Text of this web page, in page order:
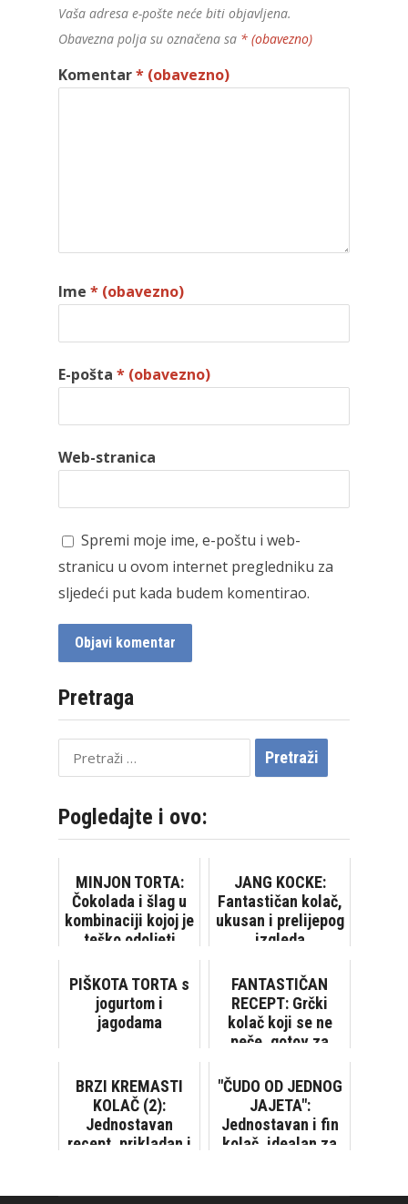
Vaša adresa e-pošte neće biti objavljena.
Obavezna polja su označena sa * (obavezno)
Komentar* (obavezno)
Ime * (obavezno)
E-pošta * (obavezno)
Web-stranica
Spremi moje ime, e-poštu i web-
stranicu u ovom internet pregledniku za
sljedeći put kada budem komentirao.
Pretraga
Pretraži:
Pogledajte i ovo:
MINJON TORTA:
Čokolada i šlag u
kombinaciji kojoj je
teško odoljeti
JANG KOCKE:
Fantastičan kolač,
ukusan i prelijepog
izgleda
PIŠKOTA TORTA s
jogurtom i
jagodama
FANTASTIČAN
RECEPT: Grčki
kolač koji se ne
peče, gotov za
BRZI KREMASTI
KOLAČ (2):
Jednostavan
recept, prikladan i
"ČUDO OD JEDNOG
JAJETA":
Jednostavan i fin
kolač, idealan za